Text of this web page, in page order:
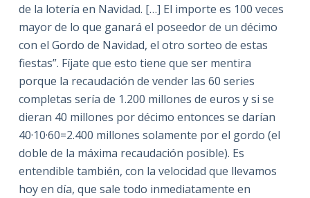
de la lotería en Navidad. […] El importe es 100 veces
mayor de lo que ganará el poseedor de un décimo
con el Gordo de Navidad, el otro sorteo de estas
fiestas”. Fíjate que esto tiene que ser mentira
porque la recaudación de vender las 60 series
completas sería de 1.200 millones de euros y si se
dieran 40 millones por décimo entonces se darían
40·10·60=2.400 millones solamente por el gordo (el
doble de la máxima recaudación posible). Es
entendible también, con la velocidad que llevamos
hoy en día, que sale todo inmediatamente en